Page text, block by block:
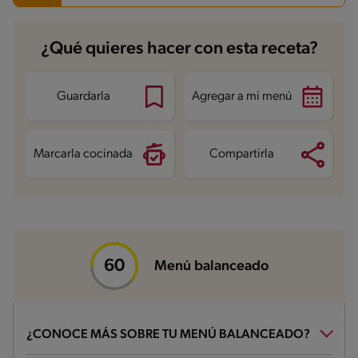
Carbohidratos 22.2 g
Energía 376.4 kcal
Proteína
Grasas saturadas 2.2 g
¿Qué quieres hacer con esta receta?
Guardarla Agregar a mi menú
Marcarla cocinada Compartirla
Menú balanceado
¿CONOCE MÁS SOBRE TU MENÚ BALANCEADO?